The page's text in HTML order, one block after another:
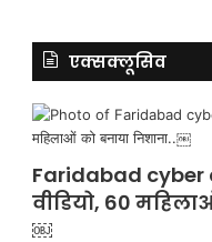
एक्सक्लूसिव
Faridabad cyber
वीडियो, 60
￼